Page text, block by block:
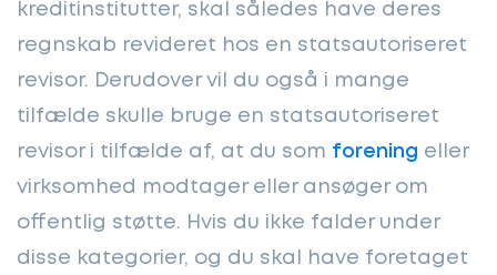
kreditinstitutter, skal således have deres
regnskab revideret hos en statsautoriseret
revisor. Derudover vil du også i mange
tilfælde skulle bruge en statsautoriseret
revisor i tilfælde af, at du som forening eller
virksomhed modtager eller ansøger om
offentlig støtte. Hvis du ikke falder under
disse kategorier, og du skal have foretaget